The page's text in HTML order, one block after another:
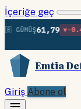
İçeriğe geç
61,79 ▼-0.43% •
Emtia
Giriş Abone ol